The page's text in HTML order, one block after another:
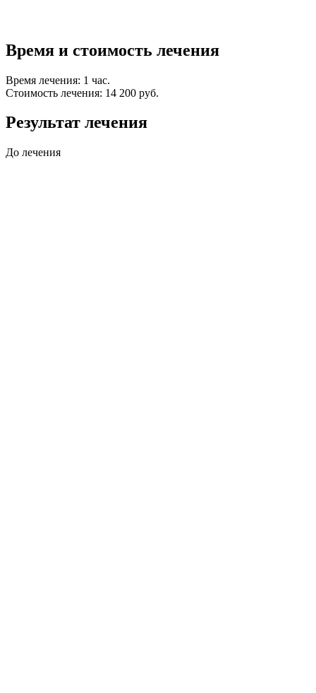
Время и стоимость лечения
Время лечения: 1 час.
Стоимость лечения: 14 200 руб.
Результат лечения
До лечения